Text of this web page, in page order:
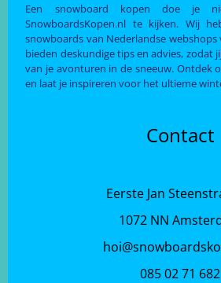
Een snowboard kopen doe je
SnowboardsKopen.nl te kijken. Wij
snowboards van Nederlandse
bieden deskundige tips en advies, zodat
van je avonturen in de sneeuw. Ontdek
en laat je inspireren voor het ultieme
Contact
Eerste Jan
1072 NN
085 02 71 682